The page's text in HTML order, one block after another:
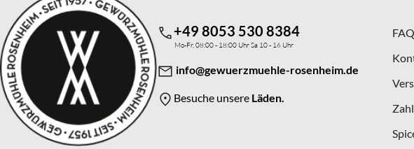
+49 8053 530 8384
Mo-Fr, 08:00 - 18:00 Uhr Sa 10 - 16 Uhr
info@gewuerzmuehle-rosenheim.de
Besuche unsere Läden.
FAQ